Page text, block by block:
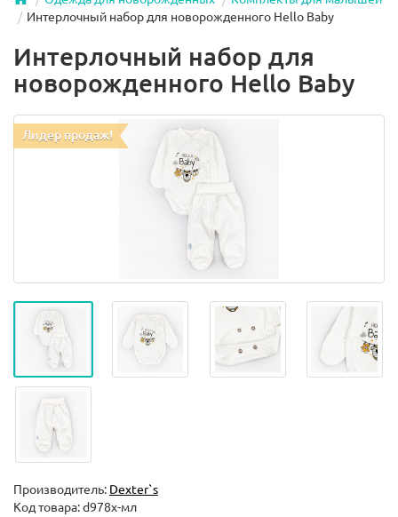
Интерлочный набор для новорожденного Hello Baby
Интерлочный набор для
новорожденного Hello Baby
Лидер продаж!
Производитель: Dexter`s
Код товара:d978х-мл